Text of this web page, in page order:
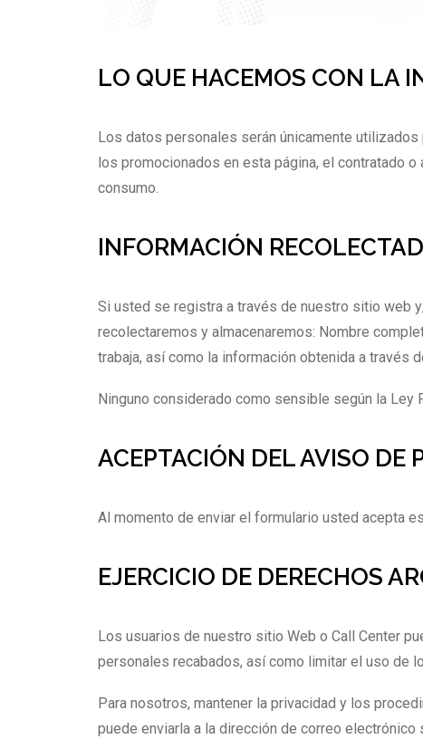
LO QUE HACEMOS CON LA
Los datos personales serán únicamente
los promocionados en esta página, el contratado
consumo.
INFORMACIÓN
Si usted se registra a través de nuestro sitio web
recolectaremos y almacenaremos: Nombre
trabaja, así como la información obtenida a través
Ninguno considerado como sensible según la
ACEPTACIÓN DEL AVISO DE
Al momento de enviar el formulario usted acepta
EJERCICIO DE DERECHOS
Los usuarios de nuestro sitio Web o Call Center
personales recabados, así como limitar el uso de
Para nosotros, mantener la privacidad y los
puede enviarla a la dirección de correo